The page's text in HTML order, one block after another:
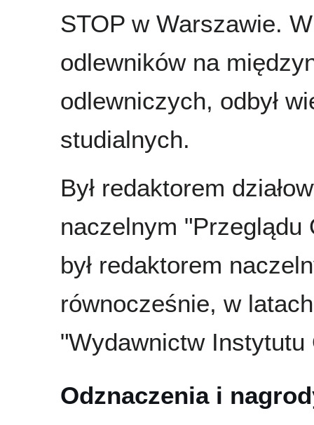
STOP w Warszawie.
odlewników na
odlewniczych, odbył
studialnych.
Był redaktorem
naczelnym "Przeglądu
był redaktorem
równocześnie, w
"Wydawnictw Instytutu
Odznaczenia i